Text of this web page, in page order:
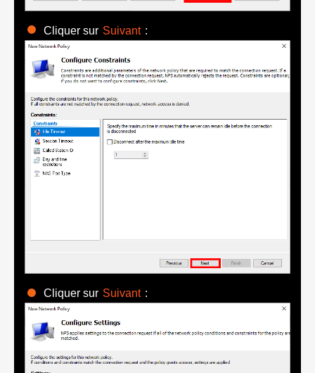
Cliquer sur Suivant :
Cliquer sur Suivant :